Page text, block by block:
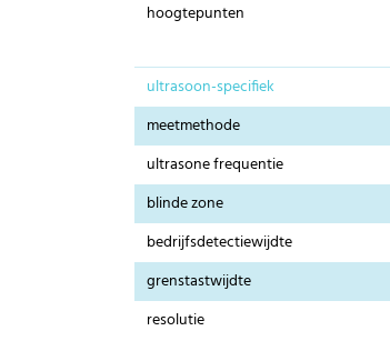
hoogtepunten
ultrasoon-specifiek
meetmethode
ultrasone frequentie
blinde zone
bedrijfsdetectiewijdte
grenstastwijdte
resolutie